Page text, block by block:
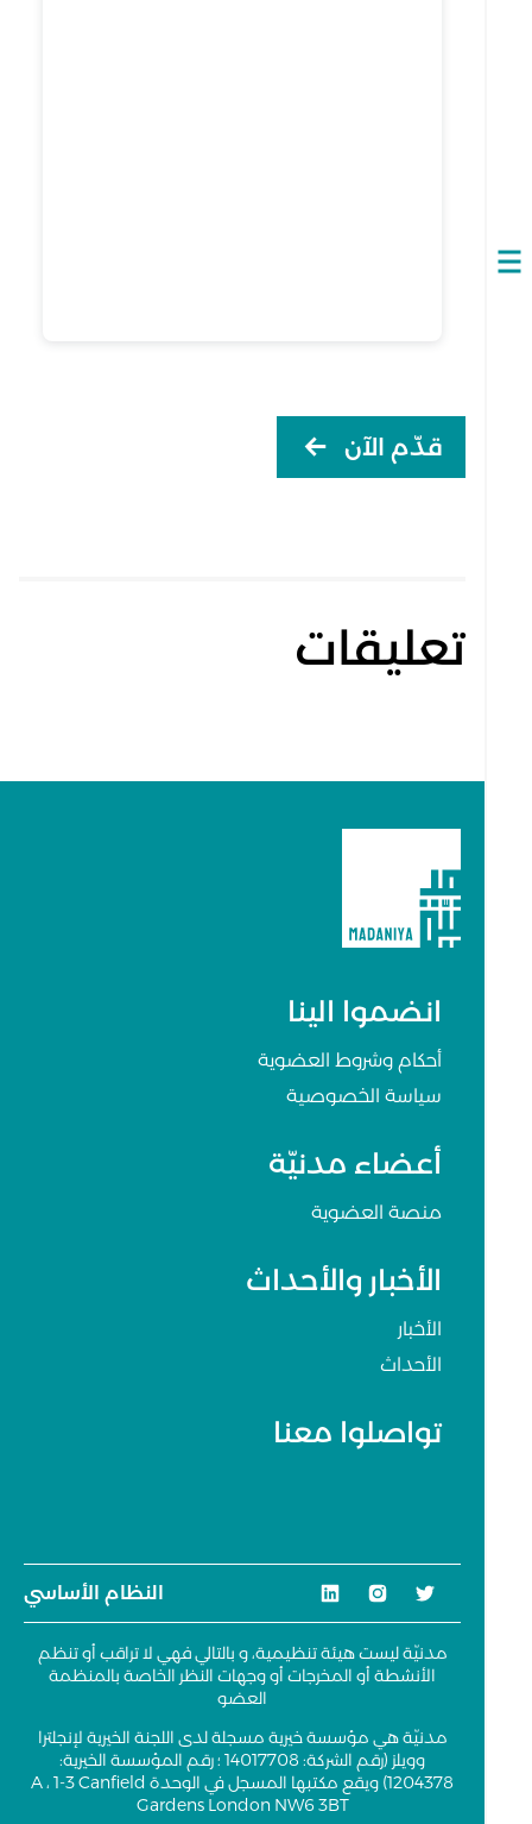
Open
قدّم الآن
تعليقات
انضموا الينا
أحكام وشروط العضوية
سياسة الخصوصية
أعضاء مدنيّة
منصة العضوية
الأخبار والأحداث
الأخبار
الأحداث
تواصلوا معنا
النظام الأساسي
مدنيّة ليست هيئة تنظيمية، و بالتالي فهي لا تراقب أو تنظم
الأنشطة أو المخرجات أو وجهات النظر الخاصة بالمنظمة
العضو
مدنيّة هي مؤسسة خيرية مسجلة لدى اللجنة الخيرية لإنجلترا
وويلز (رقم الشركة: 14017708 ؛ رقم المؤسسة الخيرية:
1204378) ويقع مكتبها المسجل في الوحدة A ، 1-3 Canfield
Gardens London NW6 3BT